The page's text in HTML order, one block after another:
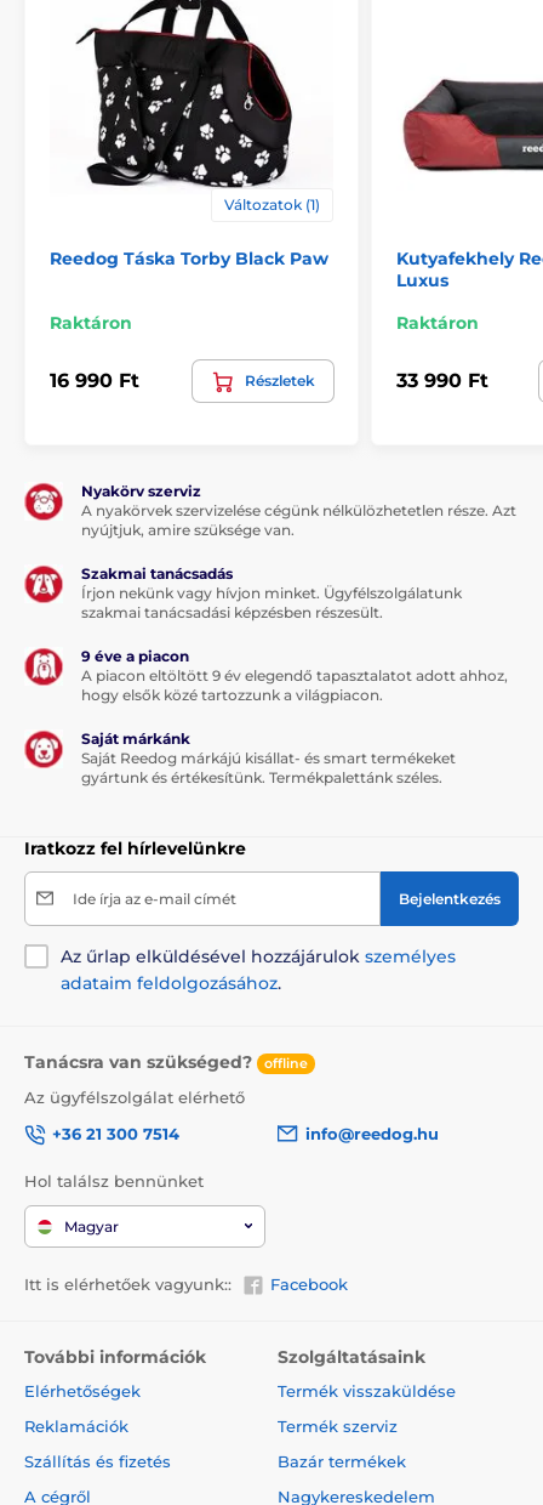
A megfelelő méret kiválasztásában az alábbi táblázat
nyújt segítséget. (*Kézzel varrott termék, ezért
előfordulhat, hogy a méretek, maximálisan 2 - 4 cm-el,
eltérnek a feltüntetett méretektől.) Mosható
Hogyan válasszuk ki a megfelelő
házat:
legkisebb és nagyobb kutyafajták számára is.
A fekhely legfőbb előnyei:
Kényelmes, puha
kutyaház, mely tető nélküli kutyafekhellyé alakítható,
oldalfallal. Puha habszivacs töltet + poliuretán.
anyagból készült huzat cipzár segítségével levehető
Anyaga:tartós és ellenálló Cordura, ellenáll a
nem igényes, 30 fokon mosható. Puha habszivacs
A kutya természete:
őrző vagy kíváncsi kutya, a
szüksége.
Változatok (1)
Reedog Táska Torby Black Paw
Raktáron
16 990 Ft Részletek
Kutyafekhely
Luxus
Raktáron
33 990 Ft
Nyakörv szerviz
A nyakörvek szervizelése cégünk nélkülözhetetlen része. Azt
nyújtjuk, amire szüksége van.
Szakmai tanácsadás
Írjon nekünk vagy hívjon minket. Ügyfélszolgálatunk
szakmai tanácsadási képzésben részesült.
9 éve a piacon
A piacon eltöltött 9 év elegendő tapasztalatot adott ahhoz,
hogy elsők közé tartozzunk a világpiacon.
Saját márkánk
Saját Reedog márkájú kisállat- és smart termékeket
gyártunk és értékesítünk. Termékpalettánk széles.
Iratkozz fel hírlevelünkre
Ide írja az e-mail címét Bejelentkezés
Az űrlap elküldésével hozzájárulok személyes
adataim feldolgozásához.
Tanácsra van szükséged? offline
Az ügyfélszolgálat elérhető
+36 21 300 7514
info@reedog.hu
Hol találsz bennünket
Magyar
Itt is elérhetőek vagyunk:: Facebook
További információk
Elérhetőségek
Reklamációk
Szállítás és fizetés
A cégről
Szolgáltatásaink
Termék visszaküldése
Termék szerviz
Bazár termékek
Nagykereskedelem